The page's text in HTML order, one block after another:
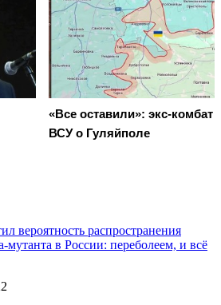
«Все оставили»: экс-комбат
ВСУ о Гуляйполе
вероятность распространения
мутанта в России: переболеем, и всё